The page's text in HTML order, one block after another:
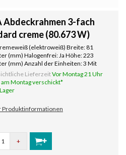
Abdeckrahmen 3-fach
creme (80.673 W)
(elektroweiß) Breite: 81
(mm) Halogenfrei: Ja Höhe: 223
(mm) Anzahl der Einheiten: 3 Mit
Nein Oberflächenschutz:
Textfeld/Beschriftungsfläche: Nein
Duroplast Werkstoff:
LieferzeitVor Montag 21 Uhr
Montag verschickt*
+